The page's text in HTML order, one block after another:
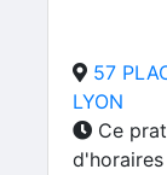
57
LYON
Ce
d'horaires